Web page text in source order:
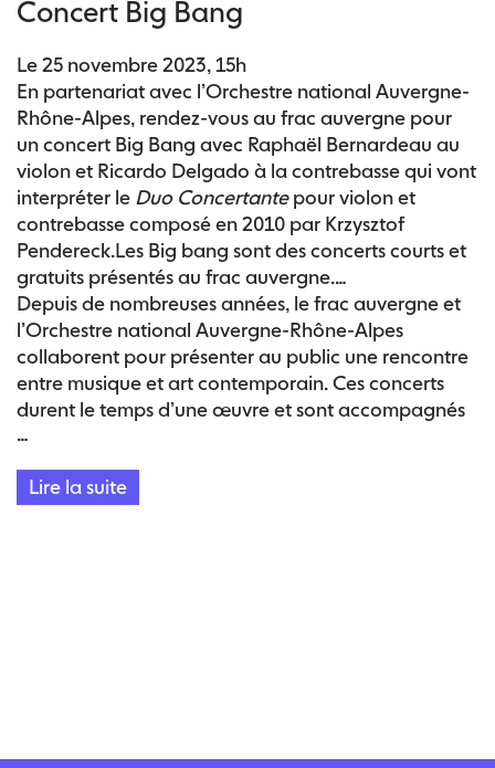
Concert Big Bang
Le 25 novembre 2023, 15h
En partenariat avec l’Orchestre national Auvergne-
Rhône-Alpes, rendez-vous au frac auvergne pour
un concert Big Bang avec Raphaël Bernardeau au
violon et Ricardo Delgado à la contrebasse qui vont
interpréter le Duo Concertantepour violon et
contrebasse composé en 2010 par Krzysztof
Pendereck.Les Big bang sont des concerts courts et
gratuits présentés au frac auvergne.
Depuis de nombreuses années, le frac auvergne et
l’Orchestre national Auvergne-Rhône-Alpes
collaborent pour présenter au public une rencontre
entre musique et art contemporain. Ces concerts
durent le temps d’une œuvre et sont accompagnés
d’une courte présentation.
Rhône-Alpes, c’est
…
Lire la suite